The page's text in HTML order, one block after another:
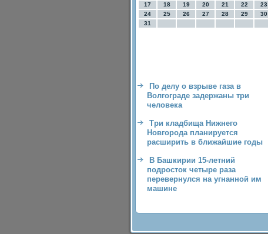
17
18 19 20 21 22
23
24
25 26 27 28 29
30
31
По делу о взрыве газа в
Волгограде задержаны три
человека
Три кладбища Нижнего
Новгорода планируется
расширить в ближайшие годы
В Башкирии 15-летний
подросток четыре раза
перевернулся на угнанной им
машине